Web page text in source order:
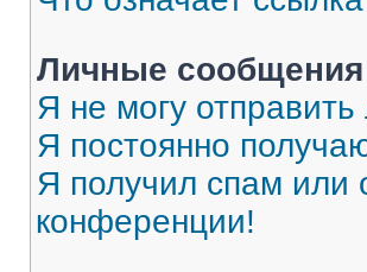
Личные сообщения
Я не могу
Я постоянно
Я получил спам или
конференции!